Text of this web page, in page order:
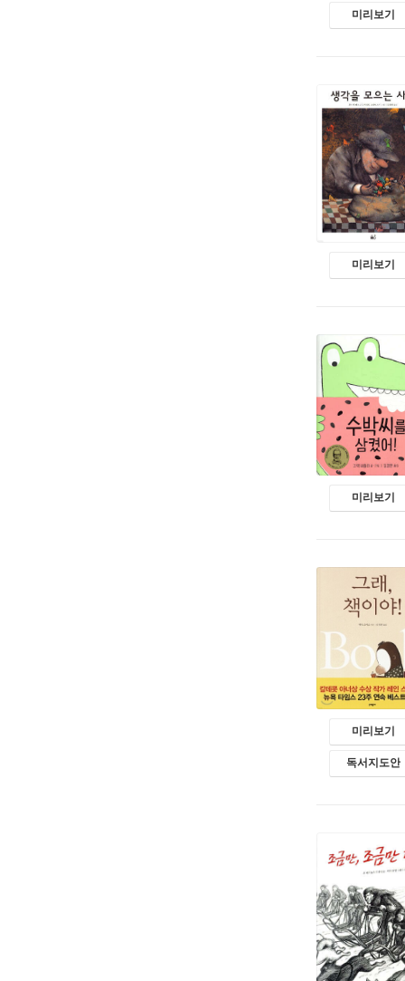
미리보기
미리보기
미리보기
미리보기
독서지도안